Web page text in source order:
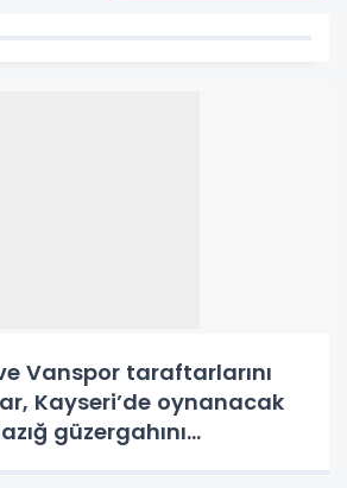
Vanspor taraftarlarını
Kayseri’de oynanacak
güzergahını